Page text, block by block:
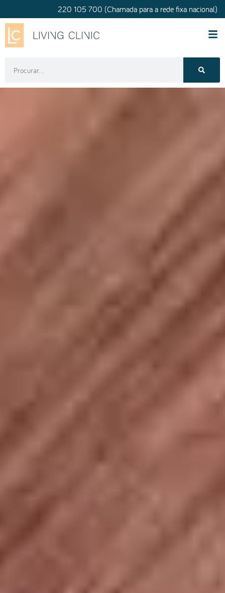
220 105 700 (Chamada para a rede fixa nacional)